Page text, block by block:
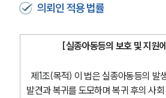
의뢰인 적용 법률
[실종아동등의 보호 및 지원
제1조(목적) 이 법은 실종아동등의 발
발견과 복귀를 도모하며 복귀 후의 사